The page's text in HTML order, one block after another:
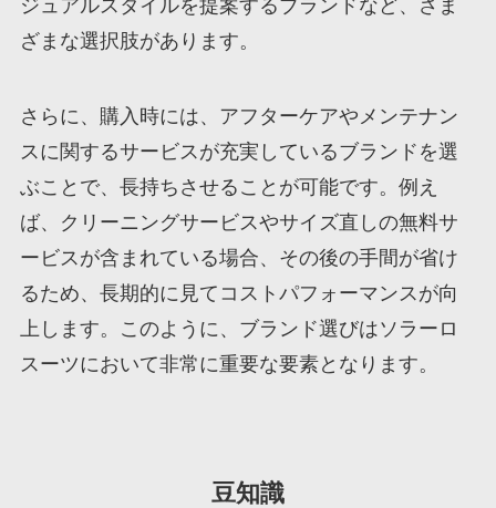
ジュアルスタイルを提案するブランドなど、さま
ざまな選択肢があります。
さらに、購入時には、アフターケアやメンテナン
スに関するサービスが充実しているブランドを選
ぶことで、長持ちさせることが可能です。例え
ば、クリーニングサービスやサイズ直しの無料サ
ービスが含まれている場合、その後の手間が省け
るため、長期的に見てコストパフォーマンスが向
上します。このように、ブランド選びはソラーロ
スーツにおいて非常に重要な要素となります。
豆知識